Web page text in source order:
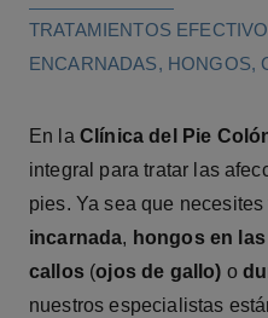
TRATAMIENTOS
ENCARNADAS, HONGOS,
En la Clínica del Pie
integral para tratar las
pies. Ya sea que
incarnada, hongos en
callos(ojos de gallo) o
nuestros especialistas